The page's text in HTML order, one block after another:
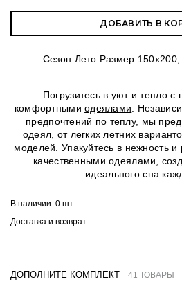
ДОБАВИТЬ В
Сезон Лето Размер
Погрузитесь в уют и тепло
комфортнымиодеялами .
предпочтений по теплу, мы
одеял, от легких летних
моделей. Упакуйтесь в нежность
качественными одеялами,
идеального сна
В наличии: 0 шт.
Доставка и возврат
ДОПОЛНИТЕ КОМПЛЕКТ 41 ТОВАРЫ